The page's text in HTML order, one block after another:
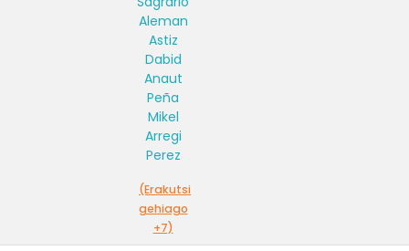
Aleman
Astiz
Dabid
Anaut
Peña
Mikel
Arregi
Perez
(Erakutsi
gehiago
+7)